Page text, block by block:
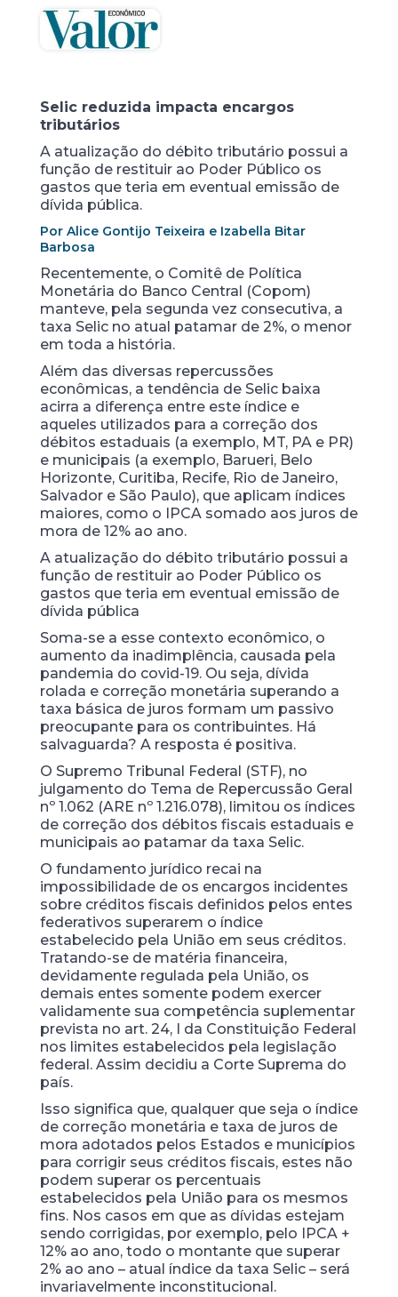
Selic reduzida impacta encargos
tributários
A atualização do débito tributário possui a
função de restituir ao Poder Público os
gastos que teria em eventual emissão de
dívida pública.
Por Alice Gontijo Teixeira e Izabella Bitar
Barbosa
Recentemente, o Comitê de Política
Monetária do Banco Central (Copom)
manteve, pela segunda vez consecutiva, a
taxa Selic no atual patamar de 2%, o menor
em toda a história.
Além das diversas repercussões
econômicas, a tendência de Selic baixa
acirra a diferença entre este índice e
aqueles utilizados para a correção dos
débitos estaduais (a exemplo, MT, PA e PR)
e municipais (a exemplo, Barueri, Belo
Horizonte, Curitiba, Recife, Rio de Janeiro,
Salvador e São Paulo), que aplicam índices
maiores, como o IPCA somado aos juros de
mora de 12% ao ano.
A atualização do débito tributário possui a
função de restituir ao Poder Público os
gastos que teria em eventual emissão de
dívida pública
Soma-se a esse contexto econômico, o
aumento da inadimplência, causada pela
pandemia do covid-19. Ou seja, dívida
rolada e correção monetária superando a
taxa básica de juros formam um passivo
preocupante para os contribuintes. Há
salvaguarda? A resposta é positiva.
O Supremo Tribunal Federal (STF), no
julgamento do Tema de Repercussão Geral
nº 1.062 (ARE nº 1.216.078), limitou os índices
de correção dos débitos fiscais estaduais e
municipais ao patamar da taxa Selic.
O fundamento jurídico recai na
impossibilidade de os encargos incidentes
sobre créditos fiscais definidos pelos entes
federativos superarem o índice
estabelecido pela União em seus créditos.
Tratando-se de matéria financeira,
devidamente regulada pela União, os
demais entes somente podem exercer
validamente sua competência suplementar
prevista no art. 24, I da Constituição Federal
nos limites estabelecidos pela legislação
federal. Assim decidiu a Corte Suprema do
país.
Isso significa que, qualquer que seja o índice
de correção monetária e taxa de juros de
mora adotados pelos Estados e municípios
para corrigir seus créditos fiscais, estes não
podem superar os percentuais
estabelecidos pela União para os mesmos
fins. Nos casos em que as dívidas estejam
sendo corrigidas, por exemplo, pelo IPCA +
12% ao ano, todo o montante que superar
2% ao ano – atual índice da taxa Selic – será
invariavelmente inconstitucional.